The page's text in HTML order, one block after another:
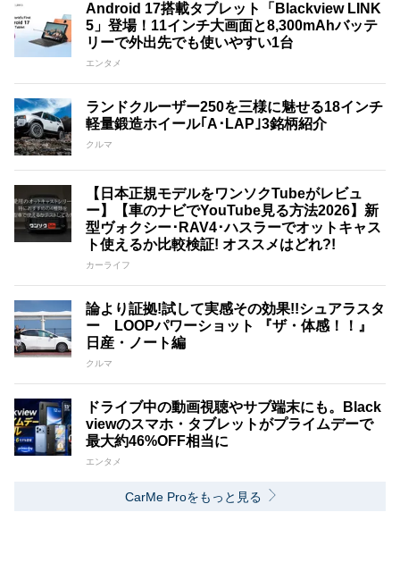
Android 17搭載タブレット「Blackview LINK
5」登場！11インチ大画面と8,300mAhバッテ
リーで外出先でも使いやすい1台
エンタメ
ランドクルーザー250を三様に魅せる18インチ
軽量鍛造ホイール｢A･LAP｣3銘柄紹介
クルマ
【日本正規モデルをワンソクTubeがレビュ
ー】【車のナビでYouTube見る方法2026】新
型ヴォクシー･RAV4･ハスラーでオットキャス
ト使えるか比較検証! オススメはどれ?!
カーライフ
論より証拠!試して実感その効果!!シュアラスタ
ー LOOPパワーショット 『ザ・体感！！』
日産・ノート編
クルマ
ドライブ中の動画視聴やサブ端末にも。Black
viewのスマホ・タブレットがプライムデーで
最大約46%OFF相当に
エンタメ
CarMe Proをもっと見る